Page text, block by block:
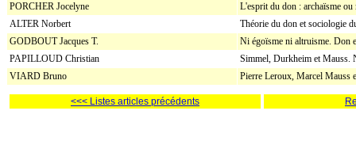
PORCHER Jocelyne
L'esprit du don : archaïsme ou
ALTER Norbert
Théorie du don et sociologie
GODBOUT Jacques T.
Ni égoïsme ni altruisme. Don
PAPILLOUD Christian
Simmel, Durkheim et Mauss.
VIARD Bruno
Pierre Leroux, Marcel Mauss
<<< Listes articles précédents